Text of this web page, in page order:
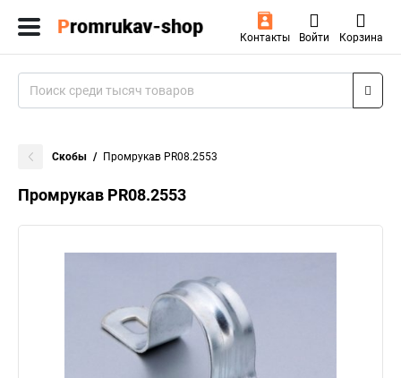
Контакты Войти Корзина
Скобы Промрукав PR08.2553
Промрукав PR08.2553